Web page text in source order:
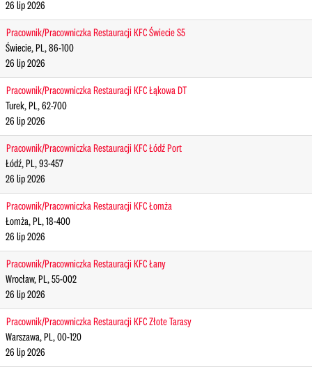
26 lip 2026
Pracownik/Pracowniczka Restauracji KFC Świecie S5
Świecie, PL, 86-100
26 lip 2026
Pracownik/Pracowniczka Restauracji KFC Łąkowa DT
Turek, PL, 62-700
26 lip 2026
Pracownik/Pracowniczka Restauracji KFC Łódź Port
Łódź, PL, 93-457
26 lip 2026
Pracownik/Pracowniczka Restauracji KFC Łomża
Łomża, PL, 18-400
26 lip 2026
Pracownik/Pracowniczka Restauracji KFC Łany
Wrocław, PL, 55-002
26 lip 2026
Pracownik/Pracowniczka Restauracji KFC Złote Tarasy
Warszawa, PL, 00-120
26 lip 2026